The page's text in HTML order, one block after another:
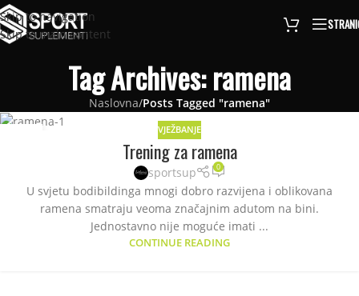
Skip to navigation
Skip to main content
Tag Archives: ramena
Naslovna/Posts Tagged "ramena"
VJEŽBANJE
Trening za ramena
sportsup 0
U svjetu bodibildinga mnogi dobro razvijena i oblikovana
ramena smatraju veoma značajnim adutom na bini.
Jednostavno nije moguće imati ...
CONTINUE READING